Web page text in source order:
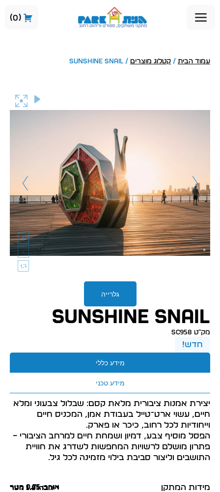
0
עמוד הבית / קטלוג מוצרים / Sunshine Snail
Sunshine Snail
מק״ט SC958
חדש!
מידע כללי
מידע טכני
יצירת אמנות ציבורית מלאת קסם: שבלול צבעוני ומלא
חיים, עשוי ארט־טייל בעבודת אמן, המכניס חיים
וייחודיות לכל רחוב, כיכר או פארק.
הפסל מוסיף צבע, דמיון ושמחת חיים למרחב הציבורי –
פתרון מושלם לרשויות המחפשות לשדרג את חוויית
התושבים וליצור סביבת בילוי מזמינה לכל גיל.
מידות המתקן אורך: 0.75 מטר
רוחב: 1.45 מטר
גובה: 1.2 מטר
גלרייה